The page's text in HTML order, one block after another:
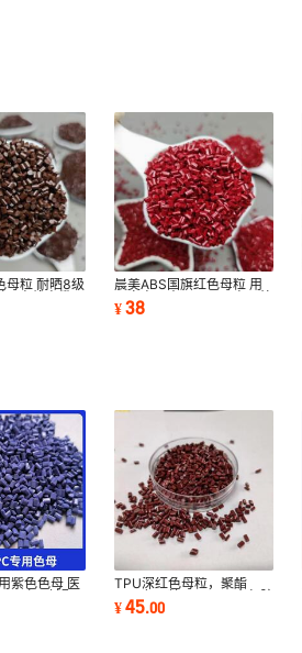
母粒 耐晒8级
、电线电缆，
晨美ABS国旗红色母粒 用
于充电器壳、玩具、电器外
壳等高要求制品
¥38
紫色色母 医
医疗器械配
TPU深红色母粒，聚酯
TPU色母粒，用于五金包胶
注塑，环保红色母
¥45.00